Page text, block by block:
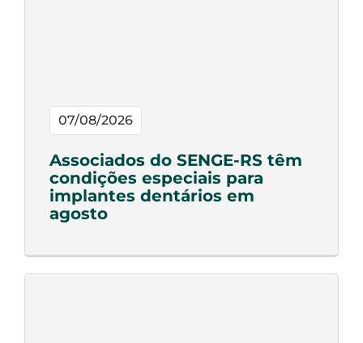
07/08/2026
Associados do SENGE-RS têm
condições especiais para
implantes dentários em
agosto